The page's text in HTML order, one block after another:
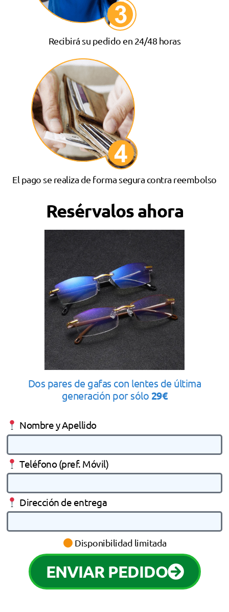
Recibirá su pedido en 24/48 horas
El pago se realiza de forma segura contra reembolso
Resérvalos ahora
Dos pares de gafas con lentes de última
generación por sólo 29€
Nombre y Apellido
Teléfono (pref. Móvil)
Dirección de entrega
Disponibilidad limitada
ENVIAR PEDIDO